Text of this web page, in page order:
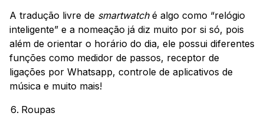
A tradução livre de smartwatch é algo como “relógio
inteligente” e a nomeação já diz muito por si só, pois
além de orientar o horário do dia, ele possui diferentes
funções como medidor de passos, receptor de
ligações por Whatsapp, controle de aplicativos de
música e muito mais!
Roupas